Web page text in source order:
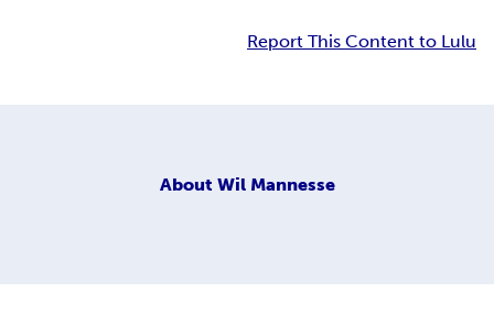
Report This Content to Lulu
About Wil Mannesse